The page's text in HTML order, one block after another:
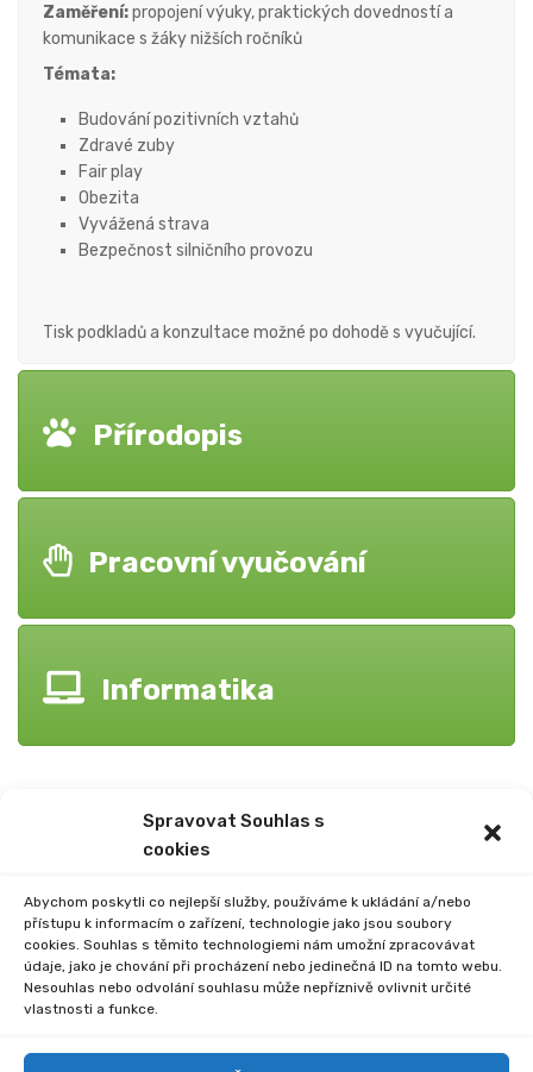
Spravovat Souhlas s
cookies
Abychom poskytli co nejlepší služby, používáme k ukládání a/nebo
přístupu k informacím o zařízení, technologie jako jsou soubory
cookies. Souhlas s těmito technologiemi nám umožní zpracovávat
údaje, jako je chování při procházení nebo jedinečná ID na tomto webu.
Nesouhlas nebo odvolání souhlasu může nepříznivě ovlivnit určité
vlastnosti a funkce.
Zaměření:propojení výuky, praktických dovedností a
komunikace s žáky nižších ročníků
Témata:
Budování pozitivních vztahů
Zdravé zuby
Fair play
Obezita
Vyvážená strava
Bezpečnost silničního provozu
Tisk podkladů a konzultace možné po dohodě s vyučující.
Přírodopis
Pracovní vyučování
Informatika